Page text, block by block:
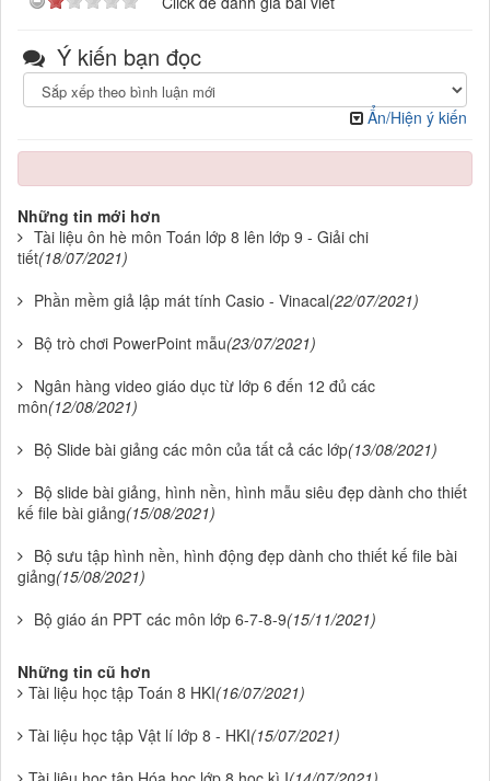
Ý kiến bạn đọc
Ẩn/Hiện ý kiến
Những tin mới hơn
Tài liệu ôn hè môn Toán lớp 8 lên lớp 9 - Giải chi
tiết(18/07/2021)
Phần mềm giả lập mát tính Casio - Vinacal(22/07/2021)
Bộ trò chơi PowerPoint mẫu(23/07/2021)
Ngân hàng video giáo dục từ lớp 6 đến 12 đủ các
môn(12/08/2021)
Bộ Slide bài giảng các môn của tất cả các lớp(13/08/2021)
Bộ slide bài giảng, hình nền, hình mẫu siêu đẹp dành cho thiết
kế file bài giảng(15/08/2021)
Bộ sưu tập hình nền, hình động đẹp dành cho thiết kế file bài
giảng(15/08/2021)
Bộ giáo án PPT các môn lớp 6-7-8-9(15/11/2021)
Những tin cũ hơn
Tài liệu học tập Toán 8 HKI(16/07/2021)
Tài liệu học tập Vật lí lớp 8 - HKI(15/07/2021)